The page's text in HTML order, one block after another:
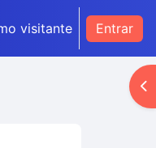
visitante Entrar